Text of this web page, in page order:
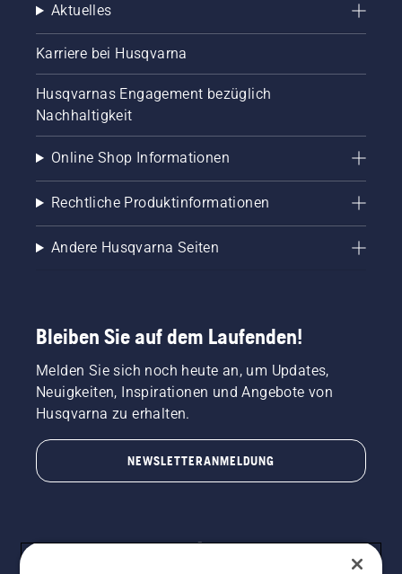
Aktuelles
Karriere bei Husqvarna
Husqvarnas Engagement bezüglich
Nachhaltigkeit
Online Shop Informationen
Rechtliche Produktinformationen
Andere Husqvarna Seiten
Bleiben Sie auf dem Laufenden!
Melden Sie sich noch heute an, um Updates,
Neuigkeiten, Inspirationen und Angebote von
Husqvarna zu erhalten.
NEWSLETTERANMELDUNG